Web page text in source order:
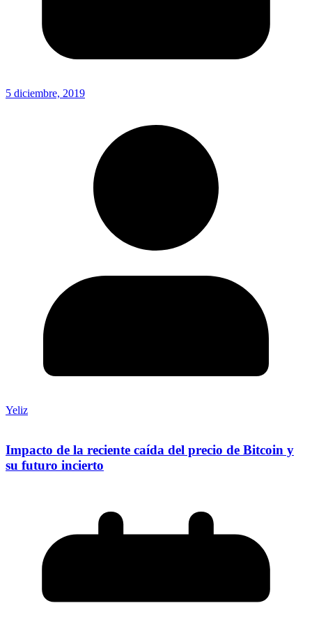
5 diciembre, 2019
Yeliz
Impacto de la reciente caída del precio de Bitcoin y
su futuro incierto